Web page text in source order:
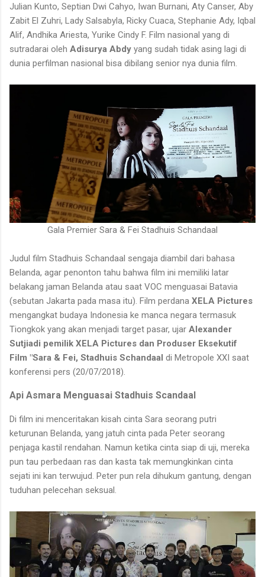
Julian Kunto, Septian Dwi Cahyo, Iwan Burnani, Aty Canser, Aby
Zabit El Zuhri, Lady Salsabyla, Ricky Cuaca, Stephanie Ady, Iqbal
Alif, Andhika Ariesta, Yurike Cindy F. Film nasional yang di
sutradarai oleh Adisurya Abdy yang sudah tidak asing lagi di
dunia perfilman nasional bisa dibilang senior nya dunia film.
Gala Premier Sara & Fei Stadhuis Schandaal
Judul film Stadhuis Schandaal sengaja diambil dari bahasa
Belanda, agar penonton tahu bahwa film ini memiliki latar
belakang jaman Belanda atau saat VOC menguasai Batavia
(sebutan Jakarta pada masa itu). Film perdana XELA Pictures
mengangkat budaya Indonesia ke manca negara termasuk
Tiongkok yang akan menjadi target pasar, ujar Alexander
Sutjiadi pemilik XELA Pictures dan Produser Eksekutif
Film "Sara & Fei, Stadhuis Schandaal di Metropole XXI saat
konferensi pers (20/07/2018).
Api Asmara Menguasai Stadhuis Scandaal
Di film ini menceritakan kisah cinta Sara seorang putri
keturunan Belanda, yang jatuh cinta pada Peter seorang
penjaga kastil rendahan. Namun ketika cinta siap di uji, mereka
pun tau perbedaan ras dan kasta tak memungkinkan cinta
sejati ini kan terwujud. Peter pun rela dihukum gantung, dengan
tuduhan pelecehan seksual.